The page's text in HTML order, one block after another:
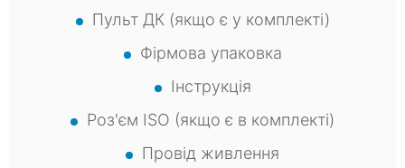
Пульт ДК (якщо є у комплекті)
Фірмова упаковка
Інструкція
Роз'єм ISO (якщо є в комплекті)
Провід живлення